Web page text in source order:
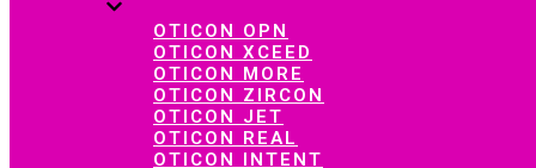
OTICON OPN
OTICON XCEED
OTICON MORE
OTICON ZIRCON
OTICON JET
OTICON REAL
OTICON INTENT